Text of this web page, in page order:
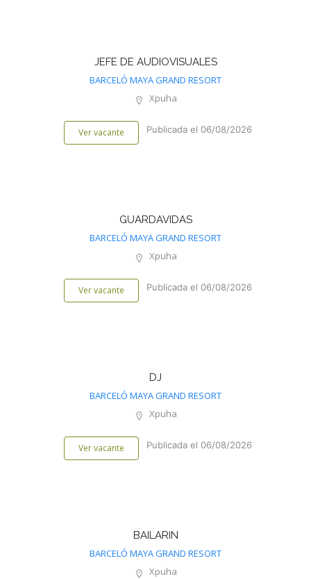
JEFE DE AUDIOVISUALES
BARCELÓ MAYA GRAND RESORT
Xpuha
Ver vacante Publicada el 06/08/2026
GUARDAVIDAS
BARCELÓ MAYA GRAND RESORT
Xpuha
Ver vacante Publicada el 06/08/2026
DJ
BARCELÓ MAYA GRAND RESORT
Xpuha
Ver vacante Publicada el 06/08/2026
BAILARIN
BARCELÓ MAYA GRAND RESORT
Xpuha